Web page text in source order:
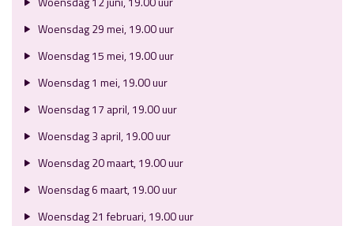
Woensdag 29 mei, 19.00 uur
Woensdag 15 mei, 19.00 uur
Woensdag 1 mei, 19.00 uur
Woensdag 17 april, 19.00 uur
Woensdag 3 april, 19.00 uur
Woensdag 20 maart, 19.00 uur
Woensdag 6 maart, 19.00 uur
Woensdag 21 februari, 19.00 uur